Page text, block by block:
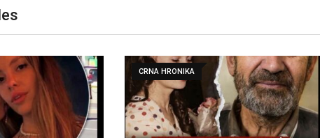
CRNA HRONIKA